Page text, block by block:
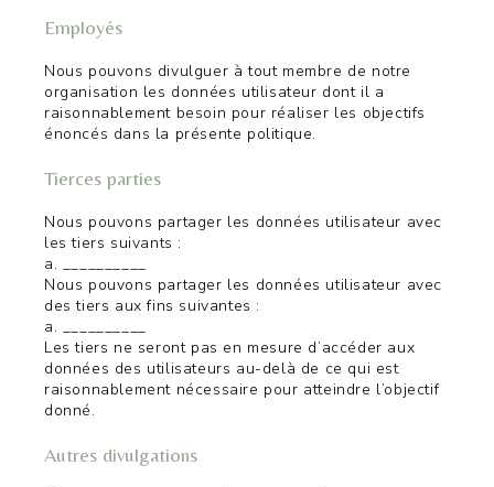
Employés
Nous pouvons divulguer à tout membre de notre
organisation les données utilisateur dont il a
raisonnablement besoin pour réaliser les objectifs
énoncés dans la présente politique.
Tierces parties
Nous pouvons partager les données utilisateur avec
les tiers suivants :
a. __________
Nous pouvons partager les données utilisateur avec
des tiers aux fins suivantes :
a. __________
Les tiers ne seront pas en mesure d’accéder aux
données des utilisateurs au-delà de ce qui est
raisonnablement nécessaire pour atteindre l’objectif
donné.
Autres divulgations